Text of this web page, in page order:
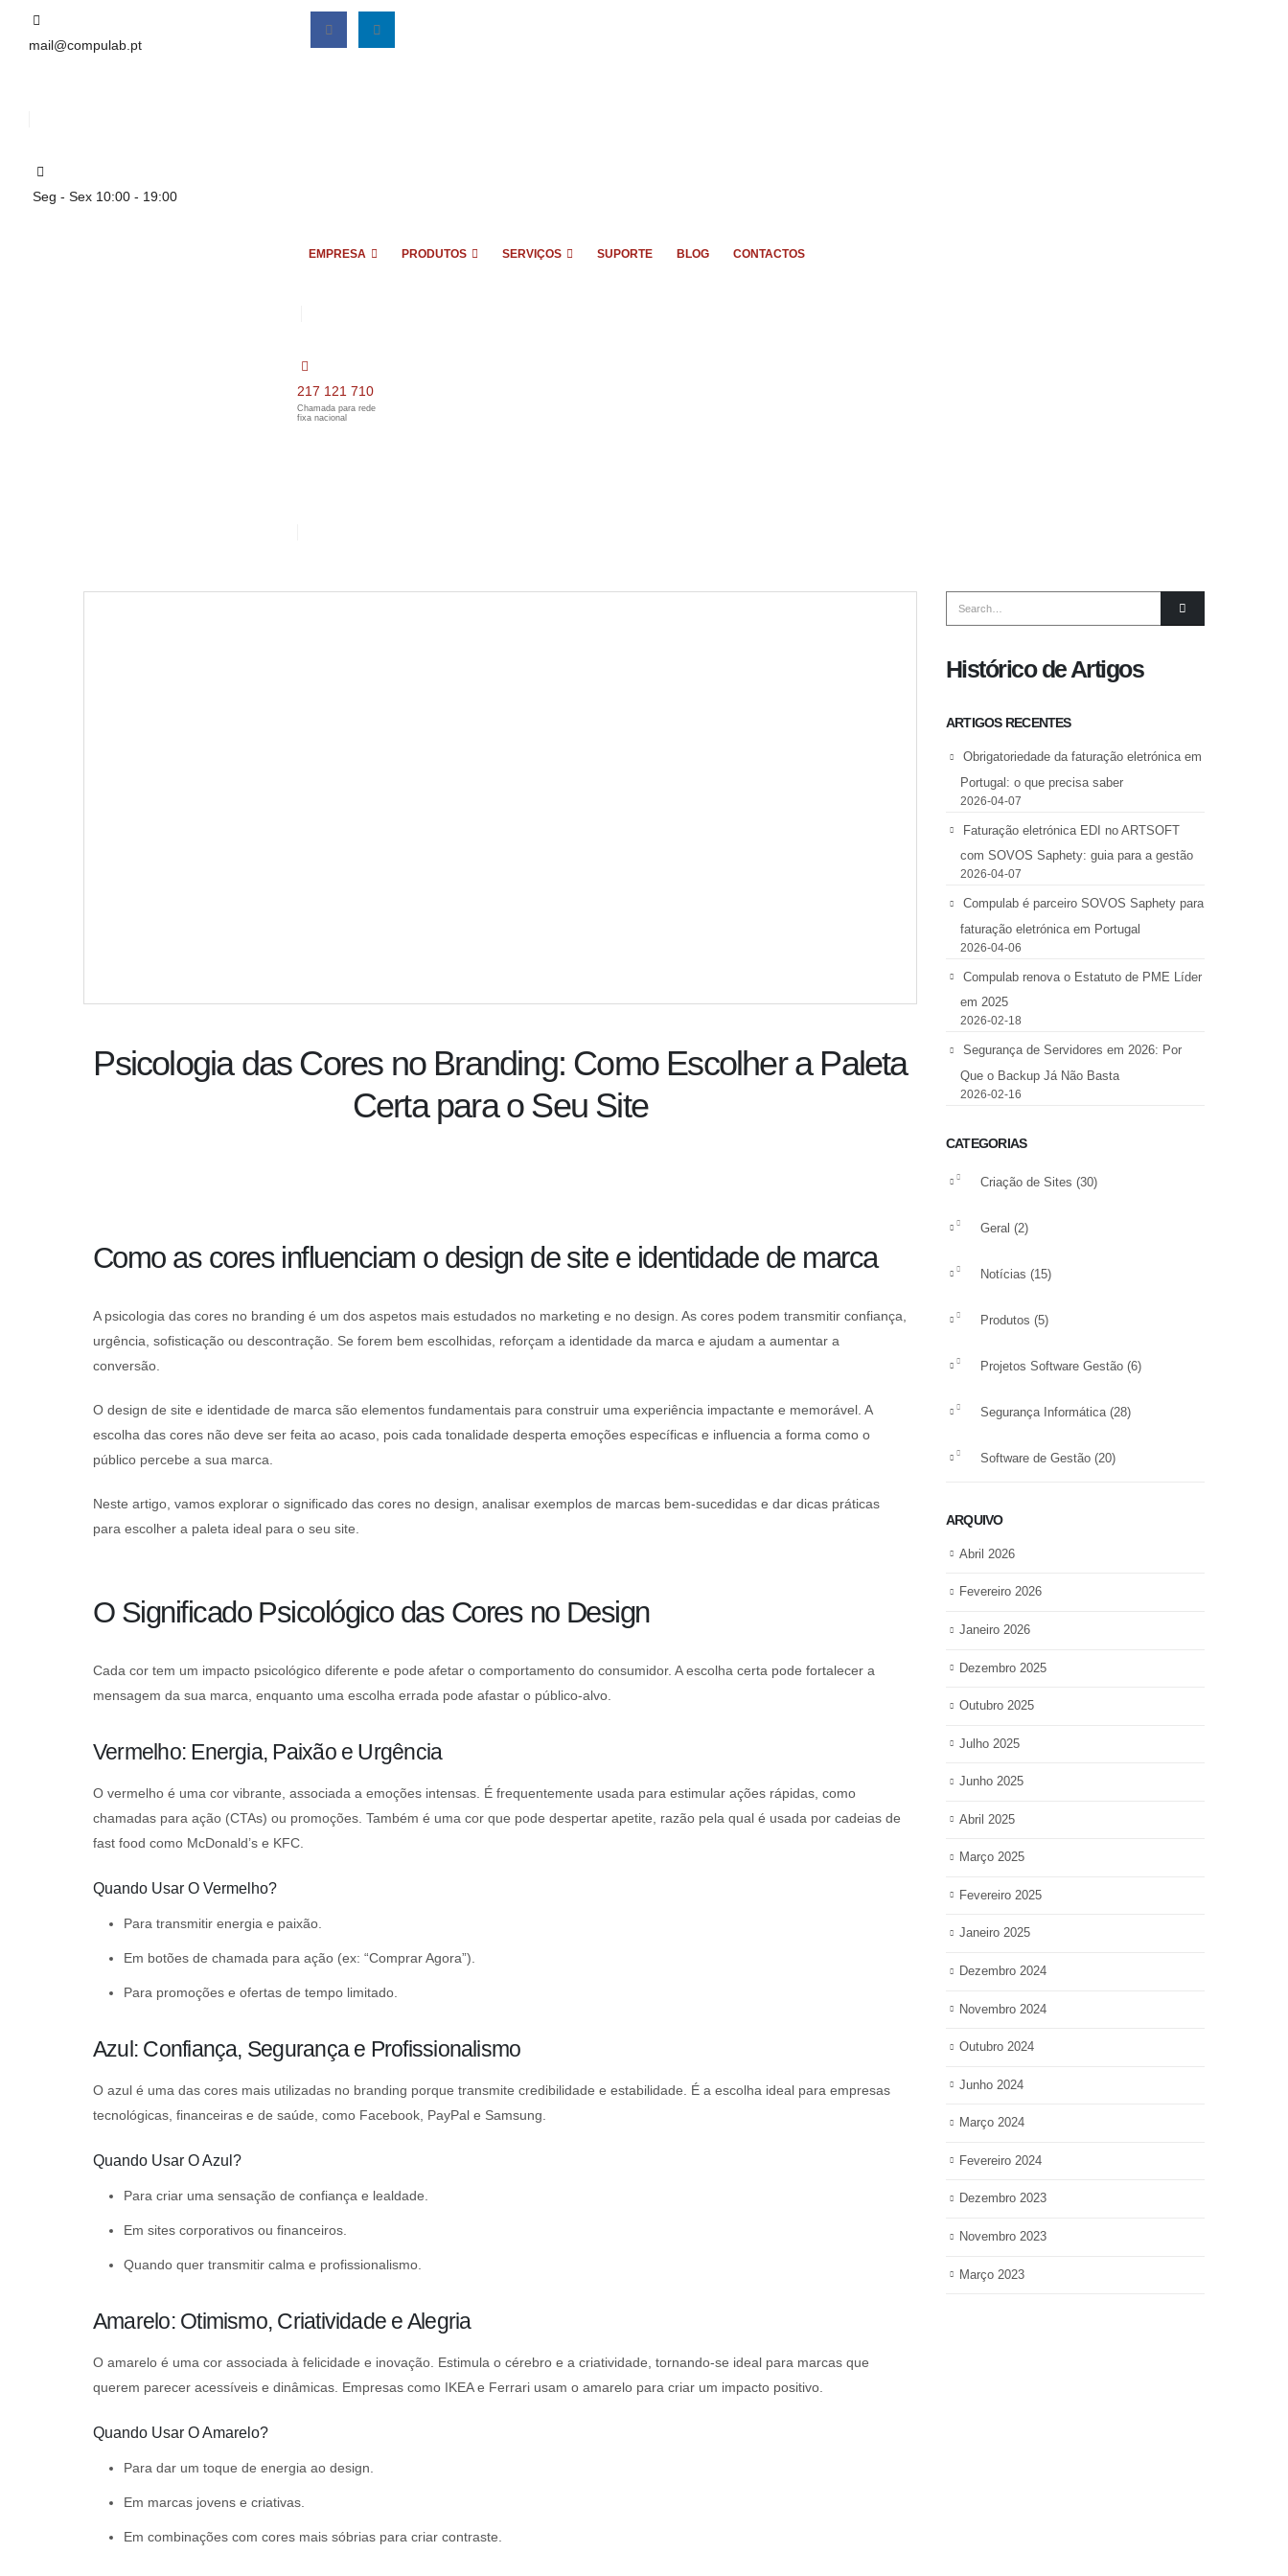
mail@compulab.pt
Seg - Sex 10:00 - 19:00
EMPRESA PRODUTOS SERVIÇOS SUPORTE BLOG CONTACTOS
217 121 710
Chamada para rede
fixa nacional
Psicologia das Cores no Branding: Como Escolher a Paleta
Certa para o Seu Site
Como as cores influenciam o design de site e identidade de marca
A psicologia das cores no branding é um dos aspetos mais estudados no marketing e no design. As cores podem transmitir confiança,
urgência, sofisticação ou descontração. Se forem bem escolhidas, reforçam a identidade da marca e ajudam a aumentar a
conversão.
O design de site e identidade de marca são elementos fundamentais para construir uma experiência impactante e memorável. A
escolha das cores não deve ser feita ao acaso, pois cada tonalidade desperta emoções específicas e influencia a forma como o
público percebe a sua marca.
Neste artigo, vamos explorar o significado das cores no design, analisar exemplos de marcas bem-sucedidas e dar dicas práticas
para escolher a paleta ideal para o seu site.
O Significado Psicológico das Cores no Design
Cada cor tem um impacto psicológico diferente e pode afetar o comportamento do consumidor. A escolha certa pode fortalecer a
mensagem da sua marca, enquanto uma escolha errada pode afastar o público-alvo.
Vermelho: Energia, Paixão e Urgência
O vermelho é uma cor vibrante, associada a emoções intensas. É frequentemente usada para estimular ações rápidas, como
chamadas para ação (CTAs) ou promoções. Também é uma cor que pode despertar apetite, razão pela qual é usada por cadeias de
fast food como McDonald’s e KFC.
Quando Usar O Vermelho?
Para transmitir energia e paixão.
Em botões de chamada para ação (ex: “Comprar Agora”).
Para promoções e ofertas de tempo limitado.
Azul: Confiança, Segurança e Profissionalismo
O azul é uma das cores mais utilizadas no branding porque transmite credibilidade e estabilidade. É a escolha ideal para empresas
tecnológicas, financeiras e de saúde, como Facebook, PayPal e Samsung.
Quando Usar O Azul?
Para criar uma sensação de confiança e lealdade.
Em sites corporativos ou financeiros.
Quando quer transmitir calma e profissionalismo.
Amarelo: Otimismo, Criatividade e Alegria
O amarelo é uma cor associada à felicidade e inovação. Estimula o cérebro e a criatividade, tornando-se ideal para marcas que
querem parecer acessíveis e dinâmicas. Empresas como IKEA e Ferrari usam o amarelo para criar um impacto positivo.
Quando Usar O Amarelo?
Para dar um toque de energia ao design.
Em marcas jovens e criativas.
Em combinações com cores mais sóbrias para criar contraste.
Histórico de Artigos
ARTIGOS RECENTES
Obrigatoriedade da faturação eletrónica em
Portugal: o que precisa saber
2026-04-07
Faturação eletrónica EDI no ARTSOFT
com SOVOS Saphety: guia para a gestão
2026-04-07
Compulab é parceiro SOVOS Saphety para
faturação eletrónica em Portugal
2026-04-06
Compulab renova o Estatuto de PME Líder
em 2025
2026-02-18
Segurança de Servidores em 2026: Por
Que o Backup Já Não Basta
2026-02-16
CATEGORIAS
Criação de Sites (30)
Geral (2)
Notícias (15)
Produtos (5)
Projetos Software Gestão (6)
Segurança Informática (28)
Software de Gestão (20)
ARQUIVO
Abril 2026
Fevereiro 2026
Janeiro 2026
Dezembro 2025
Outubro 2025
Julho 2025
Junho 2025
Abril 2025
Março 2025
Fevereiro 2025
Janeiro 2025
Dezembro 2024
Novembro 2024
Outubro 2024
Junho 2024
Março 2024
Fevereiro 2024
Dezembro 2023
Novembro 2023
Março 2023